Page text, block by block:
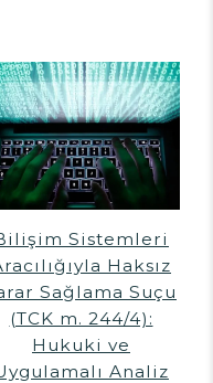
Sistemleri
Haksız
Sağlama Suçu
(TCK m. 244/4):
Hukuki ve
Analiz